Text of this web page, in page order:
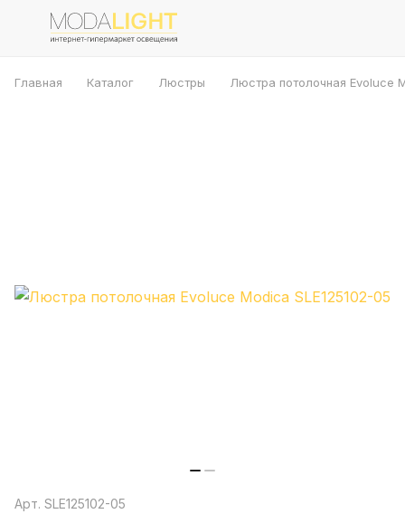
Главная Каталог Люстры Люстра потолочная Evoluce
Арт. SLE125102-05